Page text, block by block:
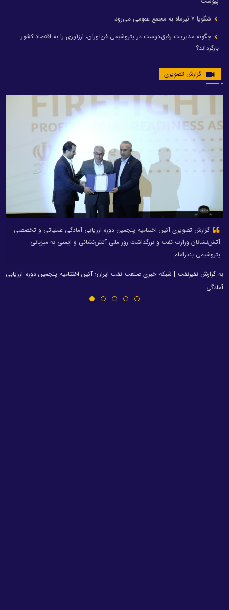
شگویا ۷ تیرماه به مجمع عمومی می‌رود
چگونه مدیریت رفیق‌دوست در پتروشیمی فن‌آوران، ارزآوری را به اقتصاد کشور
بازگرداند؟
گزارش تصویری
گزارش تصویری آئین اختتامیه پنجمین دوره ارزیابی آمادگی عملیاتی و تخصصی
آتش‌نشانان وزارت نفت و بزرگداشت روز ملی آتش‌نشانی و ایمنی به میزبانی
پتروشیمی بندرامام
به گزارش نفیرنفت | شبکه خبری صنعت نفت ایران؛ آئین اختتامیه پنجمین دوره ارزیابی
آمادگی…